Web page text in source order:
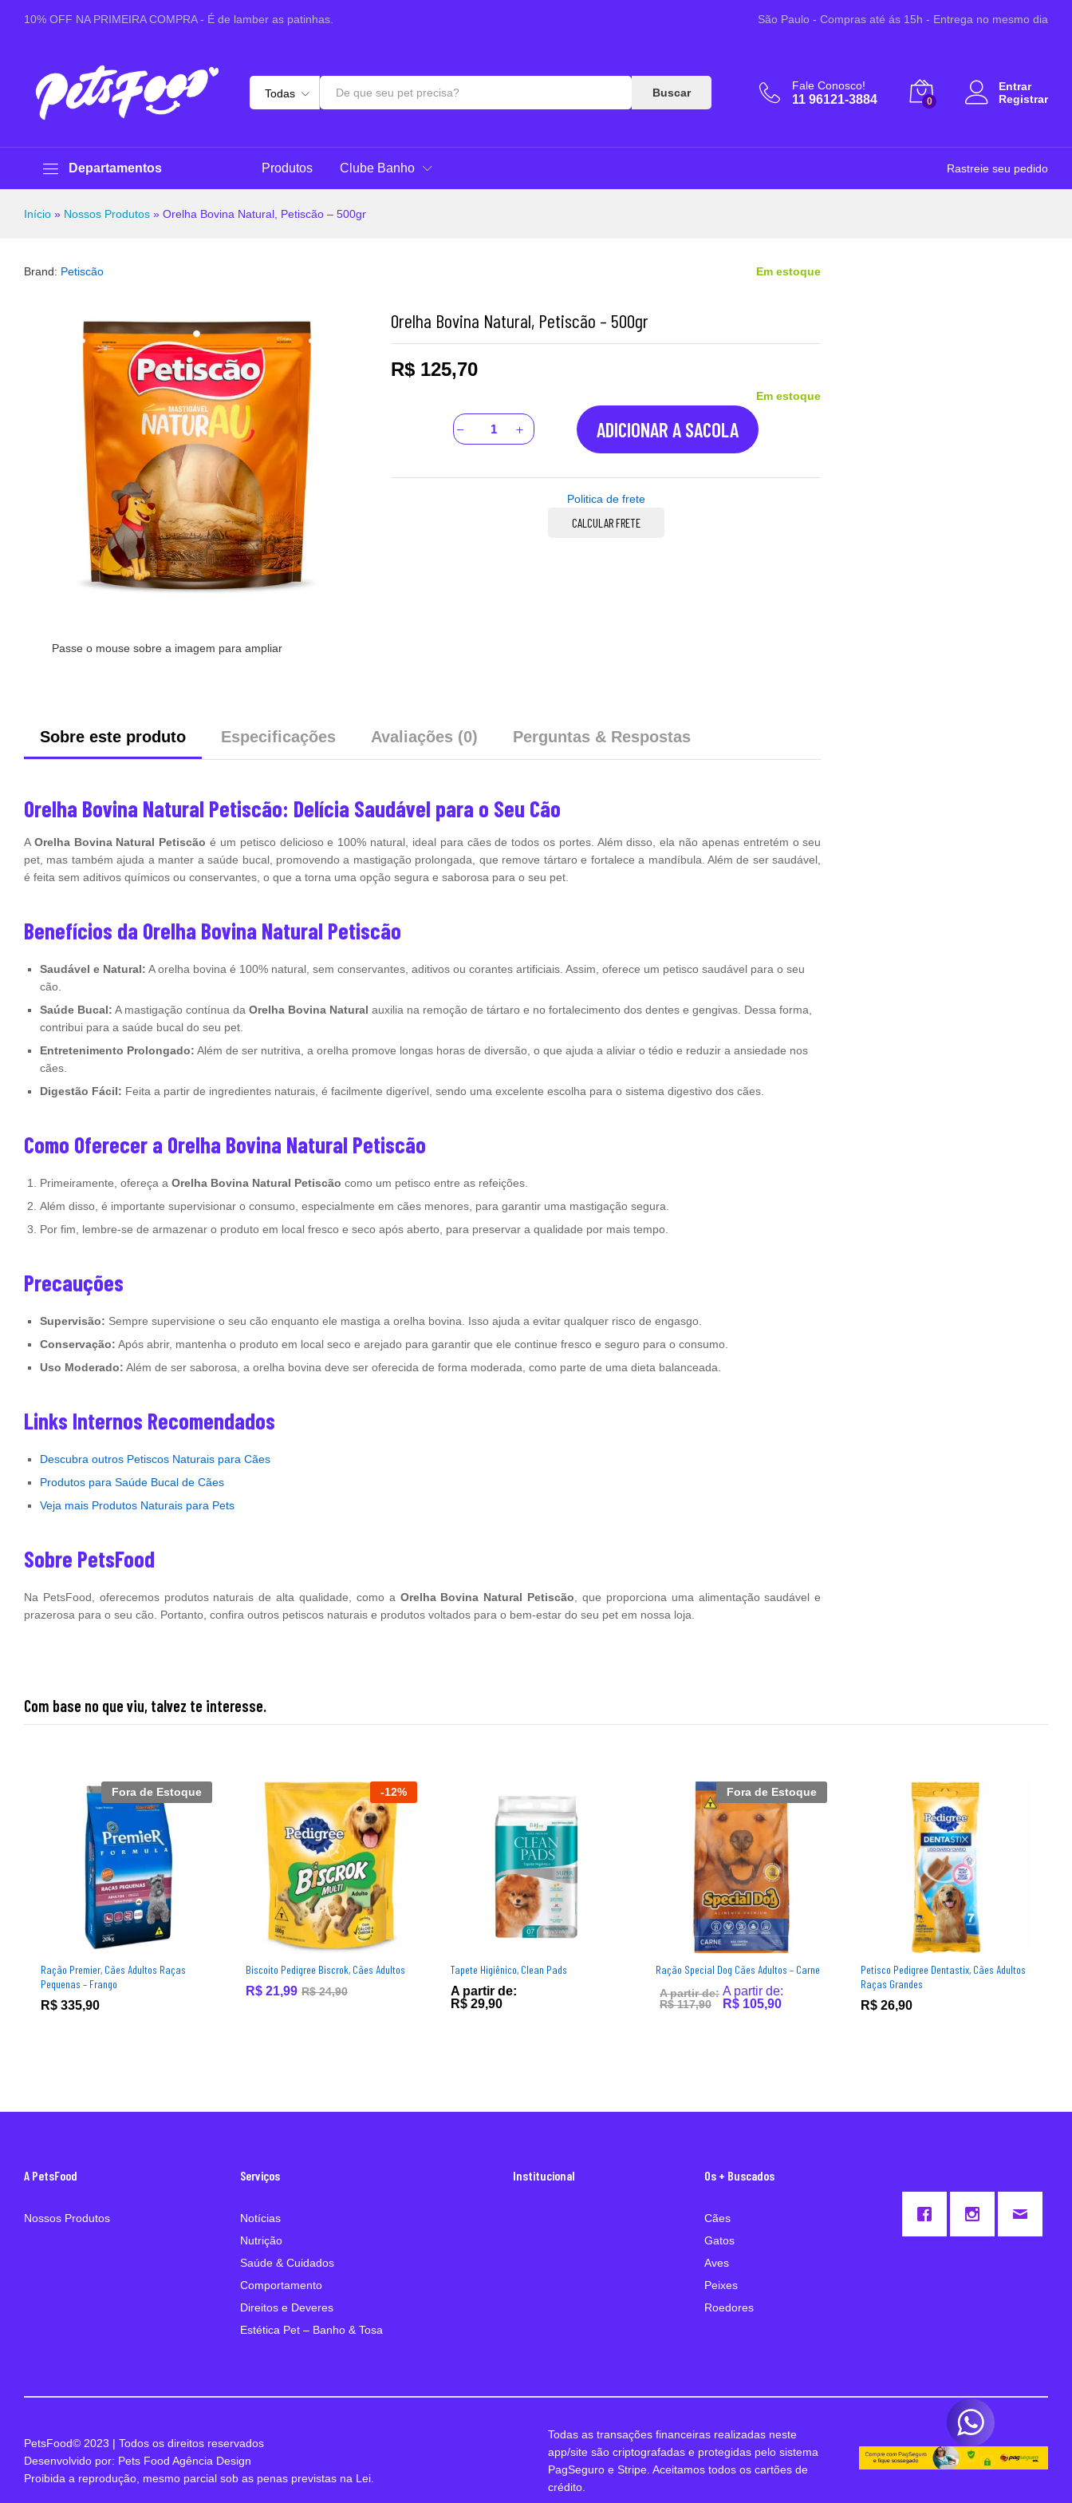
10% OFF NA PRIMEIRA COMPRA - É de lamber as patinhas. São Paulo - Compras até ás 15h - Entrega no mesmo dia
Todas Buscar
Fale Conosco!
11 96121-3884 0
Entrar
Registrar
Departamentos Produtos Clube Banho Rastreie seu pedido
Início » Nossos Produtos » Orelha Bovina Natural, Petiscão – 500gr
Brand: Petiscão Em estoque
Passe o mouse sobre a imagem para ampliar
Orelha Bovina Natural, Petiscão – 500gr
R$125,70
Em estoque
ADICIONAR A SACOLA
Politica de frete
CALCULAR FRETE
Sobre este produto Especificações Avaliações (0) Perguntas & Respostas
Orelha Bovina Natural Petiscão: Delícia Saudável para o Seu Cão
A Orelha Bovina Natural Petiscão é um petisco delicioso e 100% natural, ideal para cães de todos os portes. Além disso, ela não apenas entretém o seu
pet, mas também ajuda a manter a saúde bucal, promovendo a mastigação prolongada, que remove tártaro e fortalece a mandíbula. Além de ser saudável,
é feita sem aditivos químicos ou conservantes, o que a torna uma opção segura e saborosa para o seu pet.
Benefícios da Orelha Bovina Natural Petiscão
Saudável e Natural: A orelha bovina é 100% natural, sem conservantes, aditivos ou corantes artificiais. Assim, oferece um petisco saudável para o seu
cão.
Saúde Bucal: A mastigação contínua da Orelha Bovina Natural auxilia na remoção de tártaro e no fortalecimento dos dentes e gengivas. Dessa forma,
contribui para a saúde bucal do seu pet.
Entretenimento Prolongado: Além de ser nutritiva, a orelha promove longas horas de diversão, o que ajuda a aliviar o tédio e reduzir a ansiedade nos
cães.
Digestão Fácil: Feita a partir de ingredientes naturais, é facilmente digerível, sendo uma excelente escolha para o sistema digestivo dos cães.
Como Oferecer a Orelha Bovina Natural Petiscão
Primeiramente, ofereça a Orelha Bovina Natural Petiscão como um petisco entre as refeições.
Além disso, é importante supervisionar o consumo, especialmente em cães menores, para garantir uma mastigação segura.
Por fim, lembre-se de armazenar o produto em local fresco e seco após aberto, para preservar a qualidade por mais tempo.
Precauções
Supervisão: Sempre supervisione o seu cão enquanto ele mastiga a orelha bovina. Isso ajuda a evitar qualquer risco de engasgo.
Conservação: Após abrir, mantenha o produto em local seco e arejado para garantir que ele continue fresco e seguro para o consumo.
Uso Moderado: Além de ser saborosa, a orelha bovina deve ser oferecida de forma moderada, como parte de uma dieta balanceada.
Links Internos Recomendados
Descubra outros Petiscos Naturais para Cães
Produtos para Saúde Bucal de Cães
Veja mais Produtos Naturais para Pets
Sobre PetsFood
Na PetsFood, oferecemos produtos naturais de alta qualidade, como a Orelha Bovina Natural Petiscão , que proporciona uma alimentação saudável e
prazerosa para o seu cão. Portanto, confira outros petiscos naturais e produtos voltados para o bem-estar do seu pet em nossa loja.
Com base no que viu, talvez te interesse.
Fora de Estoque
Ração Premier, Cães Adultos Raças
Pequenas – Frango
R$ 335,90
-12%
Biscoito Pedigree Biscrok, Cães Adultos
R$ 21,99 R$24,90
Tapete Higiênico, Clean Pads
A partir de:
R$ 29,90
Fora de Estoque
Ração Special Dog Cães Adultos – Carne
A partir de:
R$117,90
A partir de:
R$ 105,90
Petisco Pedigree Dentastix, Cães Adultos
Raças Grandes
R$ 26,90
A PetsFood
Nossos Produtos
Serviços
Notícias
Nutrição
Saúde & Cuidados
Comportamento
Direitos e Deveres
Estética Pet – Banho & Tosa
Institucional Os + Buscados
Cães
Gatos
Aves
Peixes
Roedores
PetsFood© 2023 | Todos os direitos reservados
Desenvolvido por: Pets Food Agência Design
Proibida a reprodução, mesmo parcial sob as penas previstas na Lei.
Todas as transações financeiras realizadas neste
app/site são criptografadas e protegidas pelo sistema
PagSeguro e Stripe. Aceitamos todos os cartões de
crédito.
Sobre este produto Especificações Avaliações (0)
R$125,70 Adicionar ao Carrinho